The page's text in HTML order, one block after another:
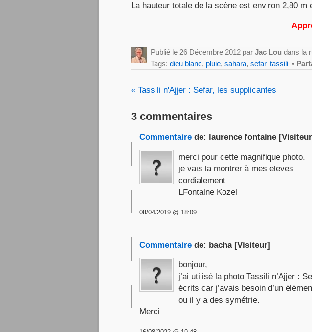
La hauteur totale de la scène est environ 2,80
Publié le 26 Décembre 2012 par Jac Lou dans la
Tags: dieu blanc, pluie, sahara, sefar, tassili•
« Tassili n'Ajjer : Sefar, les supplicantes
3 commentaires
Commentaire de: laurence fontaine
merci pour cette magnifique photo.
je vais la montrer à mes eleves
cordialement
LFontaine Kozel
08/04/2019 @ 18:09
Commentaire de: bacha [Visiteur]
bonjour,
j’ai utilisé la photo Tassili n’Ajjer :
écrits car j’avais besoin d’un
ou il y a des symétrie.
Merci